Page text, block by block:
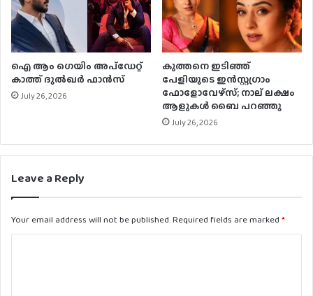
ഐ ആം ഗെയിം അപ്‌ഡേറ്റ്
കാത്ത് ദുൽഖർ ഫാൻസ്‌
July 26, 2026
കുത്തനെ ഇടിഞ്ഞ്
പേളിയുടെ ഇന്‍സ്റ്റഗ്രാം
ഫോളോവേഴ്‌സ്; നാല് ലക്ഷം
ആളുകള്‍ ബൈ പറഞ്ഞു
July 26, 2026
Leave a Reply
Your email address will not be published.Required fields are marked *